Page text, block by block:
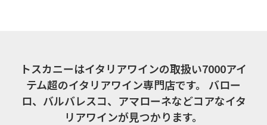
トスカニーはイタリアワインの取扱い7000アイ
テム超のイタリアワイン専門店です。
バロー
ロ、バルバレスコ、アマローネなどコアなイタ
リアワインが見つかります。